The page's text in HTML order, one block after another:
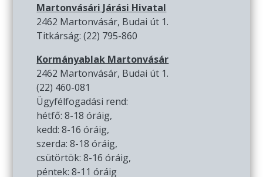
Martonvásári Járási Hivatal
2462 Martonvásár, Budai út 1.
Titkárság: (22) 795-860
Kormányablak Martonvásár
2462 Martonvásár, Budai út 1.
(22) 460-081
Ügyfélfogadási rend:
hétfő: 8-18 óráig,
kedd: 8-16 óráig,
szerda: 8-18 óráig,
csütörtök: 8-16 óráig,
péntek: 8-11 óráig